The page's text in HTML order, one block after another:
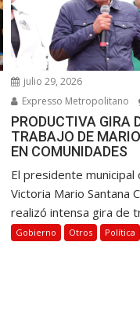
julio 29, 2026
Expresso Metropolitano
PRODUCTIVA GIRA
TRABAJO DE
EN COMUNIDADES
El presidente municipal
Victoria Mario Santana
realizó intensa gira de
Gobierno Otros Política